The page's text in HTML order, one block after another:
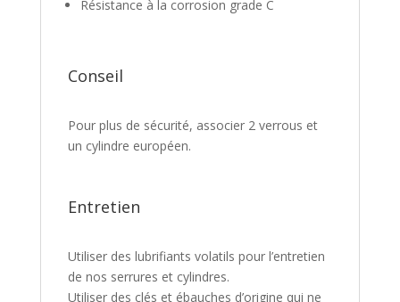
Résistance à la corrosion grade C
Conseil
Pour plus de sécurité, associer 2 verrous et
un cylindre européen.
Entretien
Utiliser des lubrifiants volatils pour l’entretien
de nos serrures et cylindres.
Utiliser des clés et ébauches d’origine qui ne